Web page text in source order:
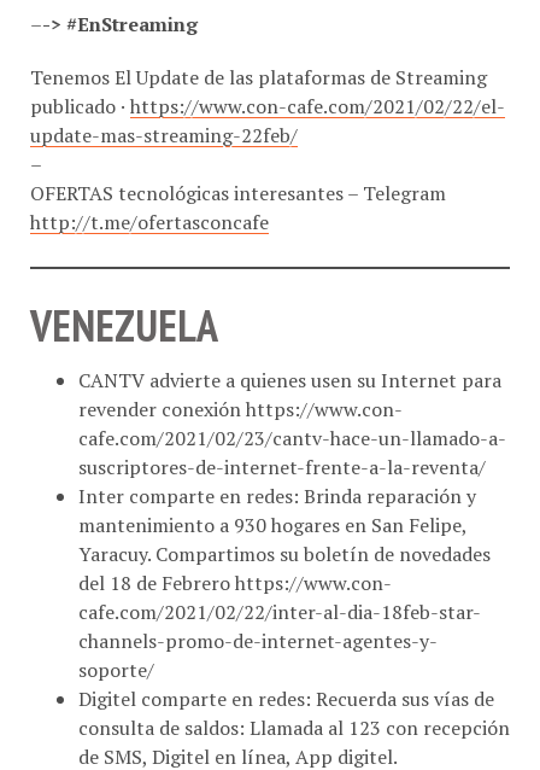
publicado ·https://www.con-cafe.com/2021/02/22/el-
update-mas-streaming-22feb/
–
OFERTAS tecnológicas interesantes – Telegram
http://t.me/ofertasconcafe
VENEZUELA
revender conexión https://www.con-
cafe.com/2021/02/23/cantv-hace-un-llamado-a-
suscriptores-de-internet-frente-a-la-reventa/
Inter comparte en redes: Brinda reparación y
mantenimiento a 930 hogares en San Felipe,
Yaracuy. Compartimos su boletín de novedades
del 18 de Febrero https://www.con-
cafe.com/2021/02/22/inter-al-dia-18feb-star-
channels-promo-de-internet-agentes-y-
soporte/
Digitel comparte en redes: Recuerda sus vías de
consulta de saldos: Llamada al 123 con recepción
de SMS, Digitel en línea, App digitel.
Movistar tendrá al Pollo Brito tocando en vivo en